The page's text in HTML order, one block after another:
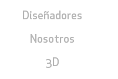
Diseñadores
Nosotros
3D